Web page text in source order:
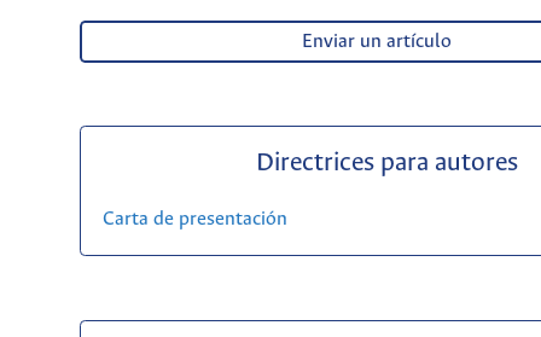
Enviar un artículo
Directrices para autores
Carta de presentación